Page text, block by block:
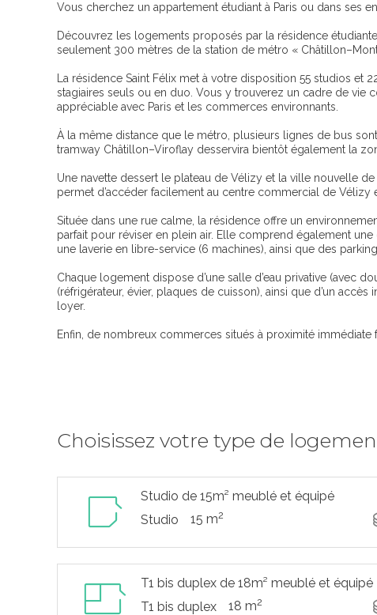
Vous cherchez un appartement étudiant à Paris ou dans ses
Découvrez les logements proposés par la résidence
seulement 300 mètres de la station de métro «
La résidence Saint Félix met à votre disposition 55 studios et
stagiaires seuls ou en duo. Vous y trouverez un cadre de vie
appréciable avec Paris et les commerces environnants.
À la même distance que le métro, plusieurs lignes de bus
tramway Châtillon–Viroflay desservira bientôt également la
Une navette dessert le plateau de Vélizy et la ville nouvelle
permet d’accéder facilement au centre commercial de Vélizy
Située dans une rue calme, la résidence offre un
parfait pour réviser en plein air. Elle comprend également
une laverie en libre-service (6 machines), ainsi que des
Chaque logement dispose d’une salle d’eau privative (avec
(réfrigérateur, évier, plaques de cuisson), ainsi que d’un
loyer.
Enfin, de nombreux commerces situés à proximité
Choisissez votre type de
Studio de 15m² meublé et équipé
Studio
15 m2
T1 bis duplex de 18m² meublé et équipé
T1 bis duplex
18 m2